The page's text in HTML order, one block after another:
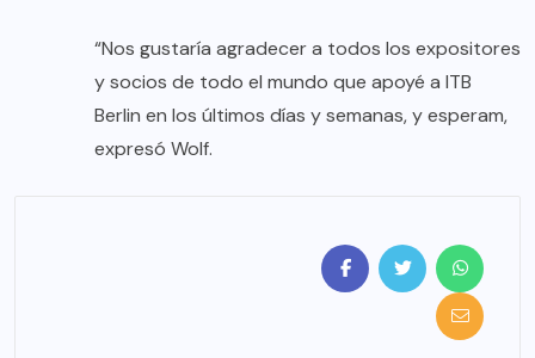
“Nos gustaría agradecer a todos los expositores
y socios de todo el mundo que apoyé a ITB
Berlin en los últimos días y semanas, y esperam,
expresó Wolf.